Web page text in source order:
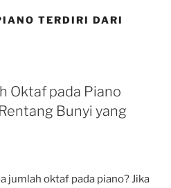
TERDIRI DARI
Oktaf pada Piano
Bunyi yang
jumlah oktaf pada piano? Jika